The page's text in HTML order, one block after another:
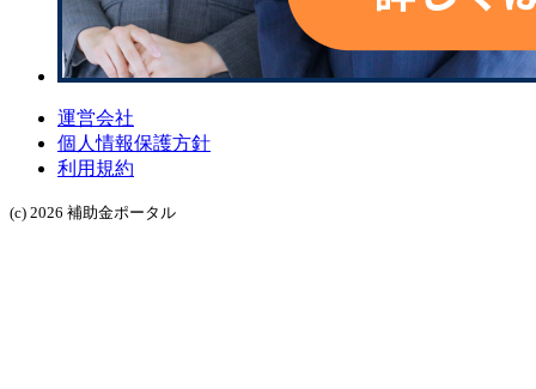
運営会社
個人情報保護方針
利用規約
(c) 2026 補助金ポータル